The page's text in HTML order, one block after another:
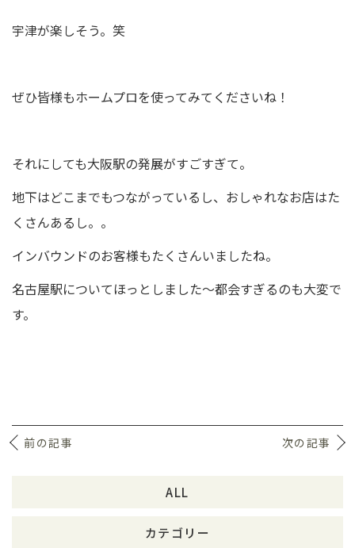
宇津が楽しそう。笑
ぜひ皆様もホームプロを使ってみてくださいね！
それにしても大阪駅の発展がすごすぎて。
地下はどこまでもつながっているし、おしゃれなお店はた
くさんあるし。。
インバウンドのお客様もたくさんいましたね。
名古屋駅についてほっとしました～都会すぎるのも大変で
す。
前の記事 次の記事
ALL
カテゴリー